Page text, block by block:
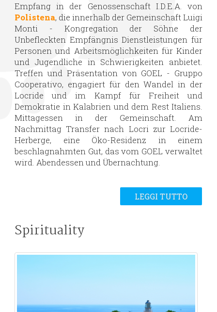
Empfang in der Genossenschaft I.D.E.A. von
Polistena, die innerhalb der Gemeinschaft Luigi
Monti - Kongregation der Söhne der
Unbefleckten Empfängnis Dienstleistungen für
Personen und Arbeitsmöglichkeiten für Kinder
und Jugendliche in Schwierigkeiten anbietet.
Treffen und Präsentation von GOEL - Gruppo
Cooperativo, engagiert für den Wandel in der
Locride und im Kampf für Freiheit und
Demokratie in Kalabrien und dem Rest Italiens.
Mittagessen in der Gemeinschaft. Am
Nachmittag Transfer nach Locri zur Locride-
Herberge, eine Öko-Residenz in einem
beschlagnahmten Gut, das vom GOEL verwaltet
wird. Abendessen und Übernachtung.
LEGGI TUTTO
Spirituality